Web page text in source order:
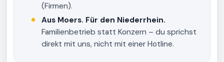
(Firmen).
Aus Moers. Für den Niederrhein.
Familienbetrieb statt Konzern – du sprichst
direkt mit uns, nicht mit einer Hotline.